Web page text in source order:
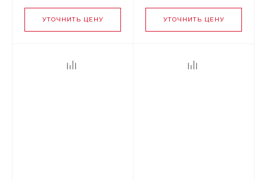
до 60 кг белый
УТОЧНИТЬ ЦЕНУ УТОЧНИТЬ ЦЕНУ